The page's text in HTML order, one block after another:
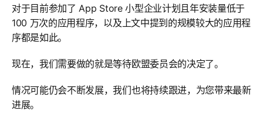
对于目前参加了 App Store 小型企业计划且年安装量低于
100 万次的应用程序，以及上文中提到的规模较大的应用程
序都是如此。
现在，我们需要做的就是等待欧盟委员会的决定了。
情况可能仍会不断发展，我们也将持续跟进，为您带来最新
进展。